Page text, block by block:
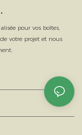
pour vos boîtes,
votre projet et nous